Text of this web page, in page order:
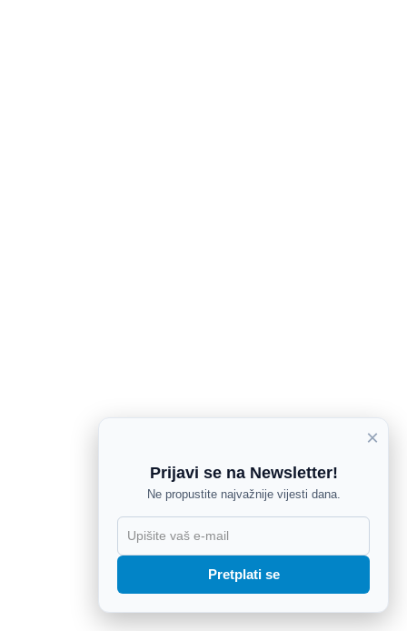
×
Prijavi se na Newsletter!
Ne propustite najvažnije vijesti dana.
Pretplati se